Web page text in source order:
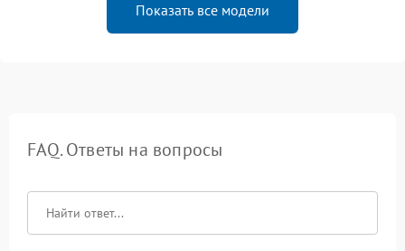
Показать все модели
FAQ. Ответы на вопросы